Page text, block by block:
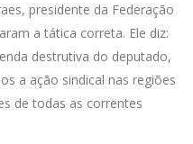
presidente da Federação
a tática correta. Ele diz:
destrutiva do deputado,
a ação sindical nas regiões
de todas as correntes